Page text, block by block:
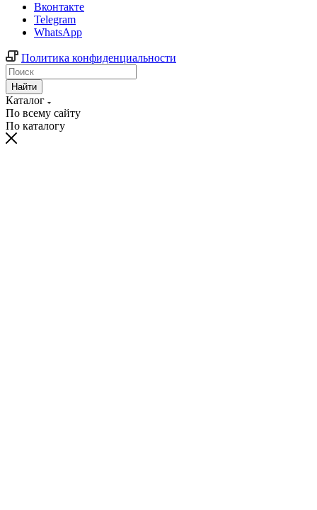
Вконтакте
Telegram
WhatsApp
Политика конфиденциальности
Найти
Каталог
По всему сайту
По каталогу